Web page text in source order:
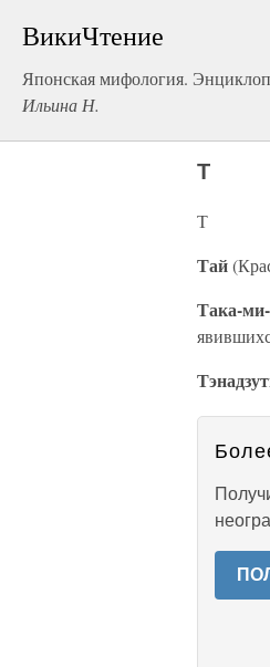
ВикиЧтение
Японская мифология.
Ильина Н.
Т
Т
Тай
Така-